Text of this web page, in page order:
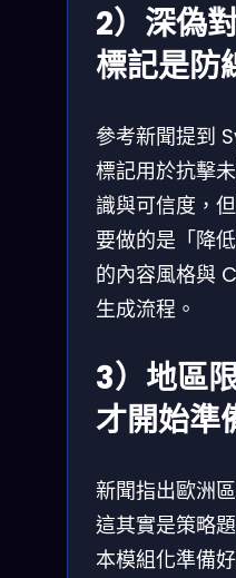
2）深偽
標記是防
參考新聞提到
標記用於抗擊
識與可信度，
要做的是「降
的內容風格與
生成流程。
3）地區
才開始準
新聞指出歐洲
這其實是策略
本模組化準備